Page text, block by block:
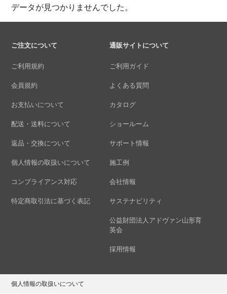
データが見つかりませんでした。
ご注文について
ご利用規約
会員規約
お支払いについて
配送・送料について
返品・交換について
個人情報の取扱いについて
コンプライアンス対応
特定商取引法に基づく表記
通販サイトについて
ご利用ガイド
よくある質問
カタログ
ショールーム
サポート情報
施工例
会社情報
サステナビリティ
公益財団法人アドヴァン山形育
英会
採用情報
個人情報の取扱いについて